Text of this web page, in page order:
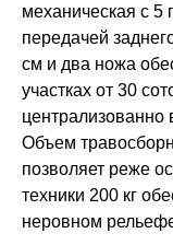
механическая с 5
передачей
см и два ножа
участках от 30
централизованно
Объем
позволяет реже
техники 200 кг
неровном